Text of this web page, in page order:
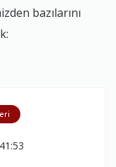
bazılarını